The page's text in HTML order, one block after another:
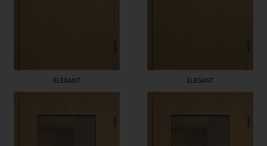
ELEGANT ELEGANT